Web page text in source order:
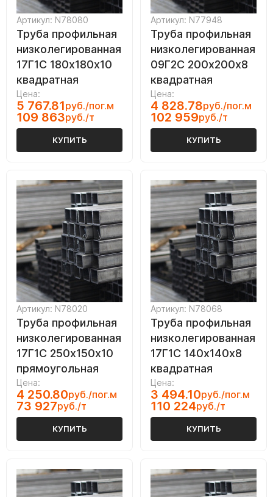
Артикул: N78080
Труба профильная
низколегированная
17Г1С 180х180х10
квадратная
Цена:
5 767.81руб./пог.м
109 863руб./т
КУПИТЬ
Артикул: N77948
Труба профильная
низколегированная
09Г2С 200х200х8
квадратная
Цена:
4 828.78руб./пог.м
102 959руб./т
КУПИТЬ
Артикул: N78020
Труба профильная
низколегированная
17Г1С 250х150х10
прямоугольная
Цена:
4 250.80руб./пог.м
73 927руб./т
КУПИТЬ
Артикул: N78068
Труба профильная
низколегированная
17Г1С 140х140х8
квадратная
Цена:
3 494.10руб./пог.м
110 224руб./т
КУПИТЬ